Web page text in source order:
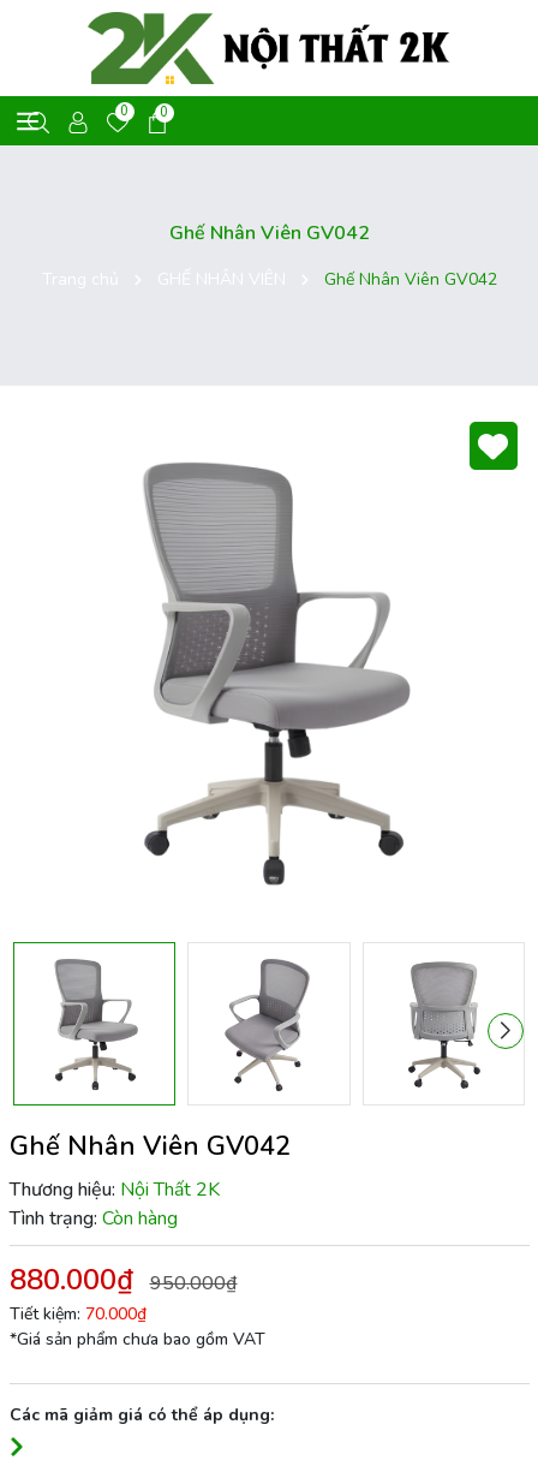
0 0
Ghế Nhân Viên GV042
Ghế Nhân Viên GV042
Ghế Nhân Viên GV042
Thương hiệu: Nội Thất 2K
Tình trạng: Còn hàng
880.000₫ 950.000₫
Tiết kiệm: 70.000₫
*Giá sản phẩm chưa bao gồm VAT
Các mã giảm giá có thể áp dụng: